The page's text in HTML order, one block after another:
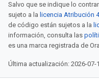
Salvo que se indique lo
sujeto a la licencia Atribución
de código están sujetos a la
información, consulta las
es una marca registrada de
Última actualización: 2026-07-